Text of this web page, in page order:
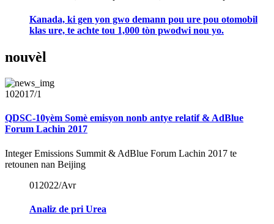
Kanada, ki gen yon gwo demann pou ure pou otomobil
klas ure, te achte tou 1,000 tòn pwodwi nou yo.
nouvèl
102017/1
QDSC-10yèm Somè emisyon nonb antye relatif & AdBlue
Forum Lachin 2017
Integer Emissions Summit & AdBlue Forum Lachin 2017 te
retounen nan Beijing
01 2022/Avr
Analiz de pri Urea